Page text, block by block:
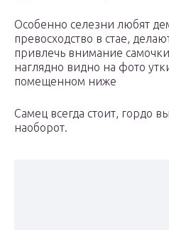
Особенно селезни любят
превосходство в стае,
привлечь внимание
наглядно видно на фото
помещенном ниже
Самец всегда стоит, гордо
наоборот.